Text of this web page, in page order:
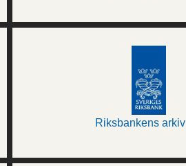
Riksbankens arkiv